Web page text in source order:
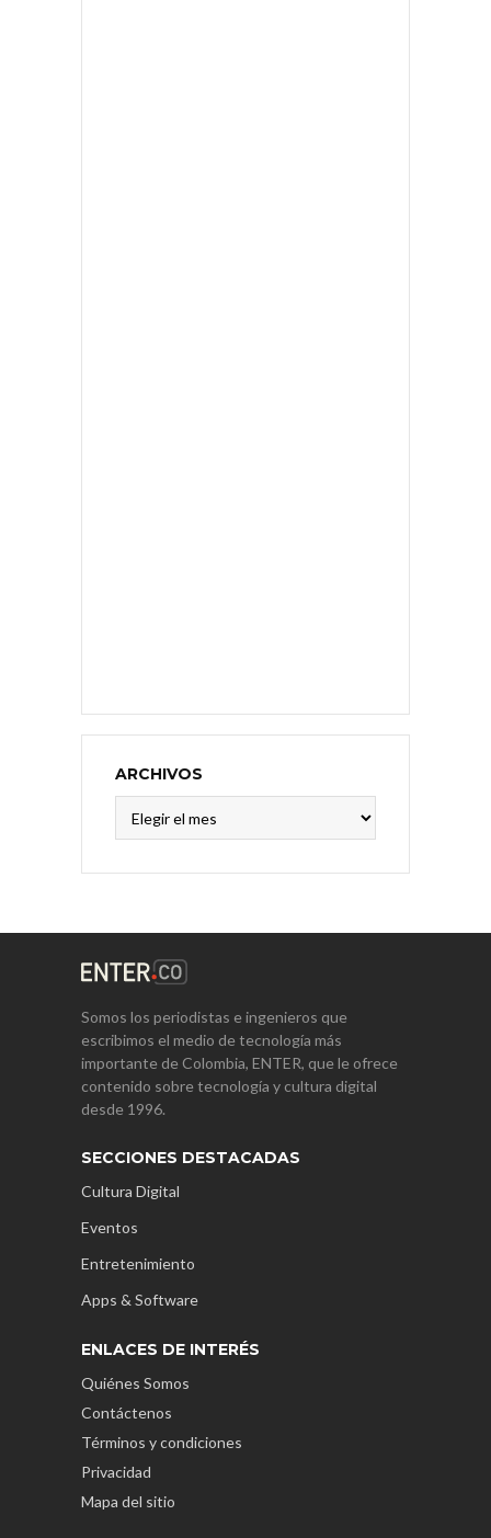
ARCHIVOS
Somos los periodistas e ingenieros que
escribimos el medio de tecnología más
importante de Colombia, ENTER, que le ofrece
contenido sobre tecnología y cultura digital
desde 1996.
SECCIONES DESTACADAS
Cultura Digital
Eventos
Entretenimiento
Apps & Software
ENLACES DE INTERÉS
Quiénes Somos
Contáctenos
Términos y condiciones
Privacidad
Mapa del sitio